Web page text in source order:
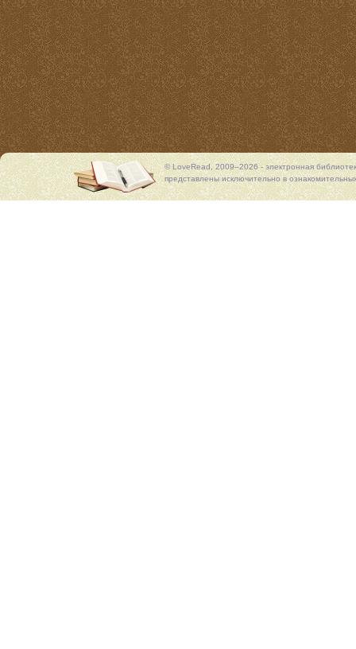
© LoveRead, 2009–2026 - электронная
представлены исключительно в